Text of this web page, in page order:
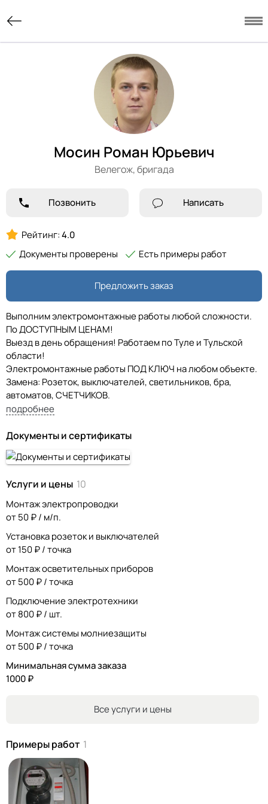
Мосин Роман Юрьевич
Велегож,бригада
Позвонить Написать
Рейтинг:4.0
Документы проверены
Есть примеры работ
Предложить заказ
Выполним электромонтажные работы любой сложности.
По ДОСТУПНЫМ ЦЕНАМ!
Выезд в день обращения! Работаем по Туле и Тульской
области!
Электромонтажные работы ПОД КЛЮЧ на любом объекте.
Замена: Розеток, выключателей, светильников, бра,
автоматов, СЧЕТЧИКОВ.
Подключение: стиральной машины, варочной
Установка щитов и щиточков.
Подключение дома, дачи, бытовки от столба проводом
СИП (с установкой прибора учета). Консультация по
Монтаж контура заземления.
Ремонт электропроводки и поиск неисправностей.
Монтаж электрики в квартире, коттедже, магазине, бутике
обучения по охране труда для получения допусков)
Разработка проекта, схемы, перечня материалов.
Подберем материал, поможем с приобретением.
Выполним работу качественно, в срок и дешевле
подробнее
Документы и сертификаты
Услуги и цены 10
Монтаж электропроводки
от 50 ₽ / м/п.
Установка розеток и выключателей
от 150 ₽ / точка
Монтаж осветительных приборов
от 500 ₽ / точка
Подключение электротехники
от 800 ₽ / шт.
Монтаж системы молниезащиты
от 500 ₽ / точка
Минимальная сумма заказа
1000 ₽
Все услуги и цены
Примеры работ 1